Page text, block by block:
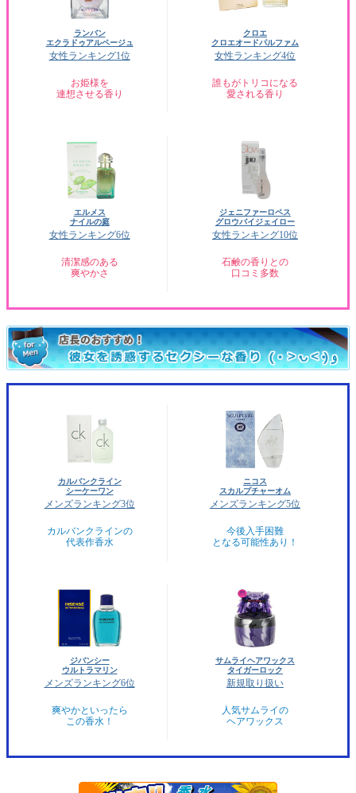
ランバン
エクラドゥアルページュ
女性ランキング1位
お姫様を
連想させる香り
クロエ
クロエオードパルファム
女性ランキング4位
誰もがトリコになる
愛される香り
エルメス
ナイルの庭
女性ランキング6位
清潔感のある
爽やかさ
ジェニファーロペス
グロウバイジェイロー
女性ランキング10位
石鹸の香りとの
口コミ多数
カルバンクライン
シーケーワン
メンズランキング3位
カルバンクラインの
代表作香水
ニコス
スカルプチャーオム
メンズランキング5位
今後入手困難
となる可能性あり！
ジバンシー
ウルトラマリン
メンズランキング6位
爽やかといったら
この香水！
サムライヘアワックス
タイガーロック
新規取り扱い
人気サムライの
ヘアワックス